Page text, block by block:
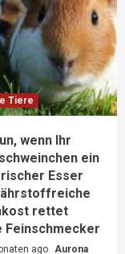
ein
Anfänger zur
Nest bis zum
Tiere
wenn Ihr
ein
Esser
rettet
Feinschmecker
ago Aurona